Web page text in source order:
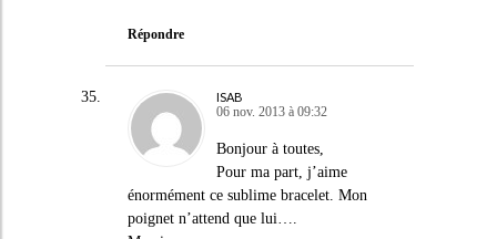
Répondre
ISAB
06 nov. 2013 à 09:32
Bonjour à toutes,
Pour ma part, j’aime
énormément ce sublime bracelet. Mon
poignet n’attend que lui….